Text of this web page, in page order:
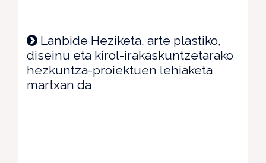
Lanbide Heziketa, arte plastiko,
diseinu eta kirol-irakaskuntzetarako
hezkuntza-proiektuen lehiaketa
martxan da